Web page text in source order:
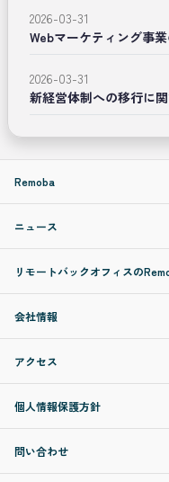
2026-03-31
Webマーケティング事
2026-03-31
新経営体制への移行に
Remoba
ニュース
リモートバックオフィスの
会社情報
アクセス
個人情報保護方針
問い合わせ